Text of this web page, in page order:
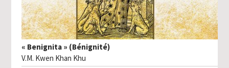
« Benignita » (Bénignité)
V.M. Kwen Khan Khu